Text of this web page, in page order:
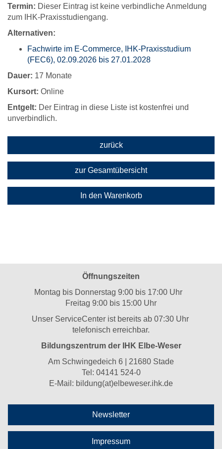
Termin: Dieser Eintrag ist keine verbindliche Anmeldung
zum IHK-Praxisstudiengang.
Alternativen:
Fachwirte im E-Commerce, IHK-Praxisstudium
(FEC6), 02.09.2026 bis 27.01.2028
Dauer: 17 Monate
Kursort: Online
Entgelt: Der Eintrag in diese Liste ist kostenfrei und
unverbindlich.
zurück
zur Gesamtübersicht
In den Warenkorb
Öffnungszeiten
Montag bis Donnerstag 9:00 bis 17:00 Uhr
Freitag 9:00 bis 15:00 Uhr
Unser ServiceCenter ist bereits ab 07:30 Uhr
telefonisch erreichbar.
Bildungszentrum der IHK Elbe-Weser
Am Schwingedeich 6 | 21680 Stade
Tel: 04141 524-0
E-Mail: bildung(at)elbeweser.ihk.de
Newsletter
Impressum